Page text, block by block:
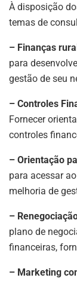
À disposição
temas de
– Finanças
para
gestão de seu
– Controles
Fornecer
controles
– Orientação
para acessar
melhoria de
–
plano de
financeiras,
– Marketing